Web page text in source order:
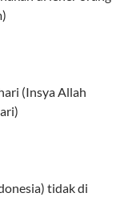
(Insya Allah
tidak di